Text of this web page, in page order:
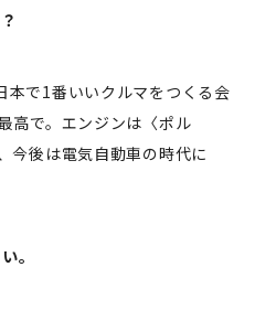
本で1番いいクルマをつくる会
高で。エンジンは〈ポル
今後は電気自動車の時代に
。